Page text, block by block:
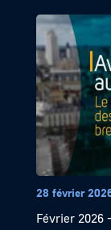
28 février
Février 2026